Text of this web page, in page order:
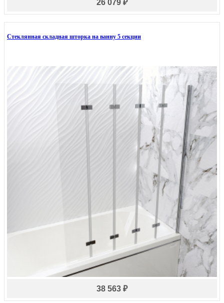
26 079 ₽
Стеклянная складная шторка на ванну 5 секции
38 563 ₽